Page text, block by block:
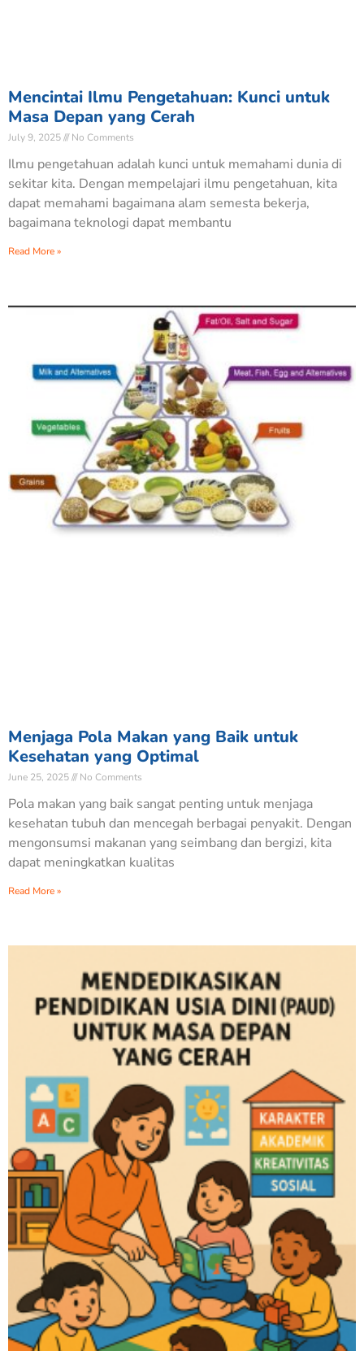
Mencintai Ilmu Pengetahuan: Kunci untuk
Masa Depan yang Cerah
July 9, 2025 No Comments
Ilmu pengetahuan adalah kunci untuk memahami dunia di
sekitar kita. Dengan mempelajari ilmu pengetahuan, kita
dapat memahami bagaimana alam semesta bekerja,
bagaimana teknologi dapat membantu
Read More »
Menjaga Pola Makan yang Baik untuk
Kesehatan yang Optimal
June 25, 2025 No Comments
Pola makan yang baik sangat penting untuk menjaga
kesehatan tubuh dan mencegah berbagai penyakit. Dengan
mengonsumsi makanan yang seimbang dan bergizi, kita
dapat meningkatkan kualitas
Read More »